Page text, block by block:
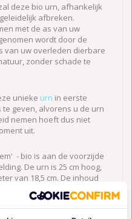
deze bio urn, afhankelijk
afbreken.
met de as van uw
wordt door de
van uw overleden dierbare
zonder schade te
unieke urn in eerste
geven, alvorens u de urn
nemen hoeft dus niet
uit.
- bio is aan de voorzijde
De urn is 25 cm hoog,
van 18,5 cm. De inhoud
het bewaren van de
overleden dierbare.